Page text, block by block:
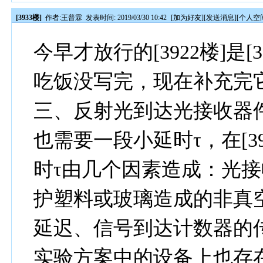
[3933楼] 作者:王普霖 发表时间: 2019/03/30 10:42 [加为好友][发送消息][个人空
今早才放行的[3922楼]是
吃饭没写完，现在补充完
三、反射光到达光接收
也需要一段小延时τ，在
时τ由几个因素造成：光
护塑料或玻璃造成的非真
延迟、信号到达计数器的
实验方案中的设备上也存